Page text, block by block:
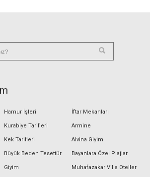
Hamur İşleri
Kurabiye Tarifleri
Kek Tarifleri
Büyük Beden Tesettür
Giyim
İftar Mekanları
Armine
Alvina Giyim
Bayanlara Özel Plajlar
Muhafazakar Villa Oteller